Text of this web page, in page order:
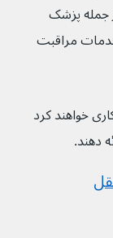
پزشک
مراقبت
خواهند کرد
دهند.